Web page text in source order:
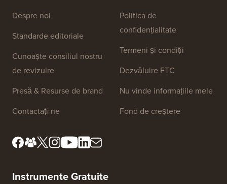
Despre noi
Standarde editoriale
Cunoaște consiliul nostru
de revizuire
Presă & Resurse de brand
Contactați-ne
Politica de
confidențialitate
Termeni și condiții
Dezvăluire FTC
Nu vinde informațiile mele
Fond de creștere
Instrumente Gratuite